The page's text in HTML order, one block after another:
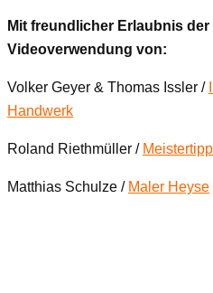
Mit freundlicher Erlaubnis der
Videoverwendung von:
Volker Geyer & Thomas Issler /
Handwerk
Roland Riethmüller /
Matthias Schulze / Maler Heyse